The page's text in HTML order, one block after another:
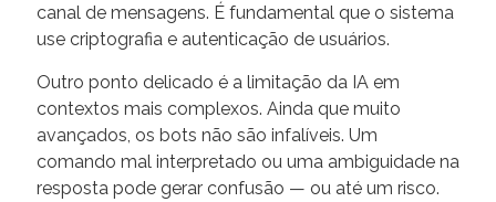
canal de mensagens. É fundamental que o sistema
use criptografia e autenticação de usuários.
Outro ponto delicado é a limitação da IA em
contextos mais complexos. Ainda que muito
avançados, os bots não são infalíveis. Um
comando mal interpretado ou uma ambiguidade na
resposta pode gerar confusão — ou até um risco.